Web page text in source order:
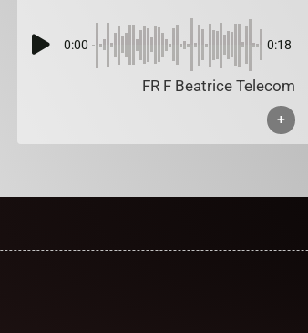
0:00 0:18
FR F Beatrice Telecom
+